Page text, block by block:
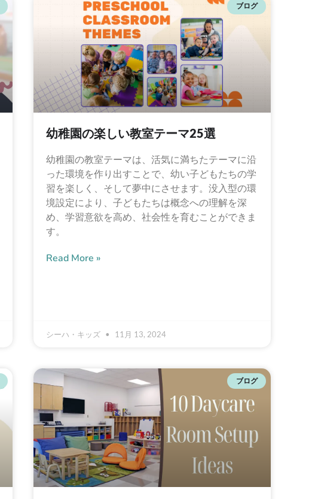
ブログ
幼稚園の楽しい教室テーマ25選
幼稚園の教室テーマは、活気に満ちたテーマに沿
った環境を作り出すことで、幼い子どもたちの学
習を楽しく、そして夢中にさせます。没入型の環
境設定により、子どもたちは概念への理解を深
め、学習意欲を高め、社会性を育むことができま
す。
Read More »
シーハ・キッズ 11月 13, 2024
ブログ